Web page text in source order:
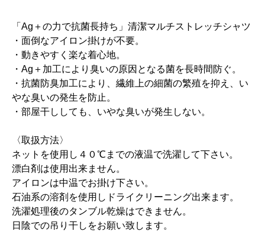
「Ag＋の力で抗菌長持ち」清潔マルチストレッチシャツ
・面倒なアイロン掛けが不要。
・動きやすく楽な着心地。
・Ag＋加工により臭いの原因となる菌を長時間防ぐ。
・抗菌防臭加工により、繊維上の細菌の繁殖を抑え、い
やな臭いの発生を防止。
・部屋干ししても、いやな臭いが発生しない。
〈取扱方法〉
ネットを使用し４０℃までの液温で洗濯して下さい。
漂白剤は使用出来ません。
アイロンは中温でお掛け下さい。
石油系の溶剤を使用しドライクリーニング出来ます。
洗濯処理後のタンブル乾燥はできません。
日陰での吊り干しをお願い致します。